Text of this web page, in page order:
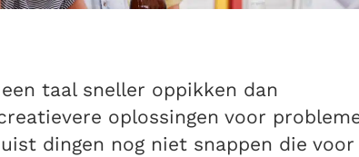
taal sneller oppikken dan
oplossingen voor
dingen nog niet snappen die voor